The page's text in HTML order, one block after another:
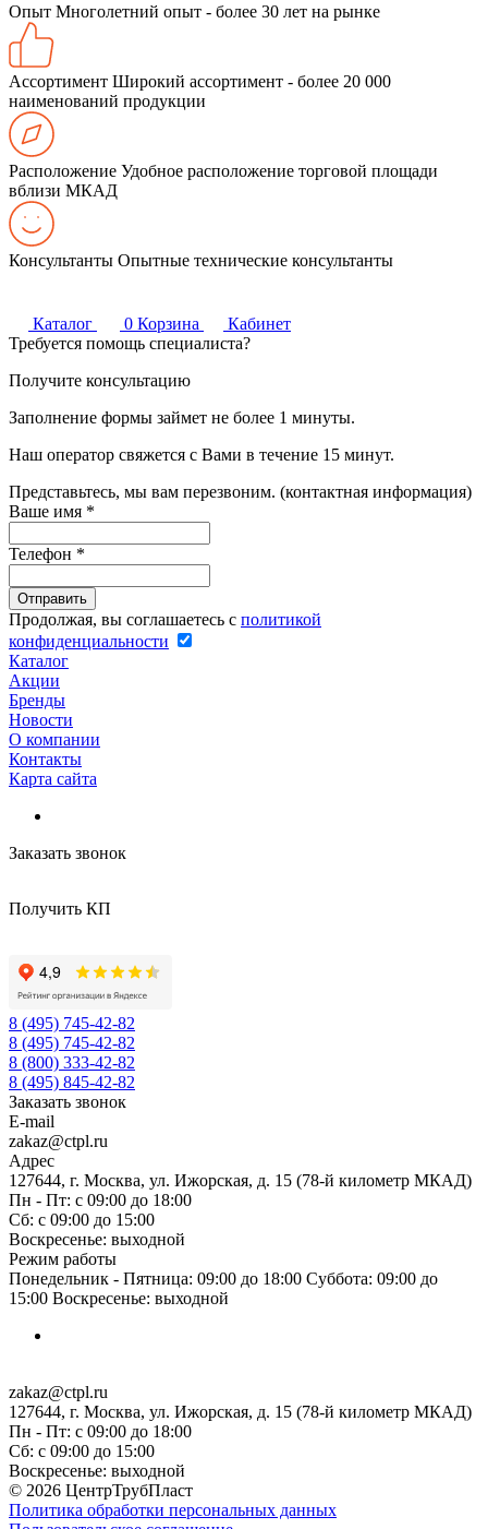
Опыт Многолетний опыт - более 30 лет на рынке
Ассортимент Широкий ассортимент - более 20 000
наименований продукции
Расположение Удобное расположение торговой площади
вблизи МКАД
Консультанты Опытные технические консультанты
Каталог 0 Корзина
Кабинет
Требуется помощь специалиста?
Получите консультацию
Заполнение формы займет не более 1 минуты.
Наш оператор свяжется с Вами в течение 15 минут.
Представьтесь, мы вам перезвоним. (контактная информация)
Ваше имя *
Телефон *
Продолжая, вы соглашаетесь с политикой
конфиденциальности
Каталог
Акции
Бренды
Новости
О компании
Контакты
Карта сайта
Заказать звонок
Получить КП
8 (495) 745-42-82
8 (495) 745-42-82
8 (800) 333-42-82
8 (495) 845-42-82
Заказать звонок
E-mail
zakaz@ctpl.ru
Адрес
127644, г. Москва, ул. Ижорская, д. 15 (78-й километр МКАД)
Пн - Пт: с 09:00 до 18:00
Сб: с 09:00 до 15:00
Воскресенье: выходной
Режим работы
Понедельник - Пятница: 09:00 до 18:00 Суббота: 09:00 до
15:00 Воскресенье: выходной
zakaz@ctpl.ru
127644, г. Москва, ул. Ижорская, д. 15 (78-й километр МКАД)
Пн - Пт: с 09:00 до 18:00
Сб: с 09:00 до 15:00
Воскресенье: выходной
© 2026 ЦентрТрубПласт
Политика обработки персональных данных